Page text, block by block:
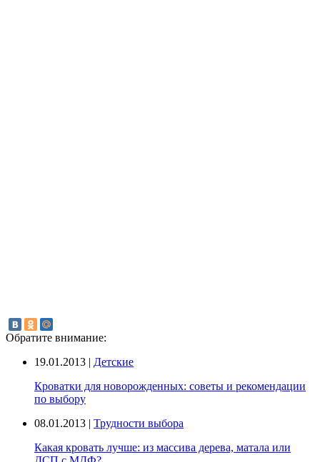
Обратите внимание:
19.01.2013 | Детские
Кроватки для новорожденных: советы и рекомендации
по выбору
08.01.2013 | Трудности выбора
Какая кровать лучше: из массива дерева, матала или